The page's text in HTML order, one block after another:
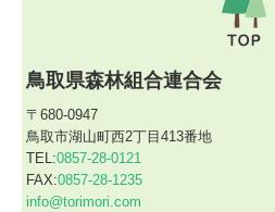
鳥取県森林組合連合会
〒680-0947
鳥取市湖山町西2丁目413番地
TEL:0857-28-0121
FAX:0857-28-1235
info@torimori.com